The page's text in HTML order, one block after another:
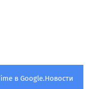
в Google.Новости